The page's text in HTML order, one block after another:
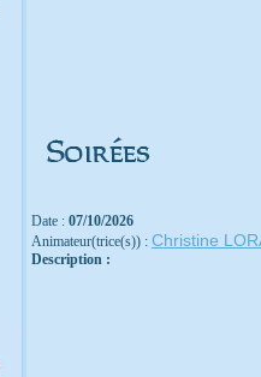
Date : 07/10/2026
Animateur(trice(s)) : Christine
Description :